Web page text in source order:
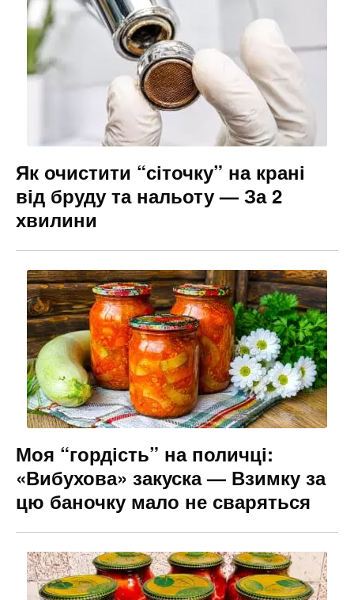
Як очистити “сіточку” на крані
від бруду та нальоту — За 2
хвилини
Моя “гордість” на поличці:
«Вибухова» закуска — Взимку за
цю баночку мало не сваряться